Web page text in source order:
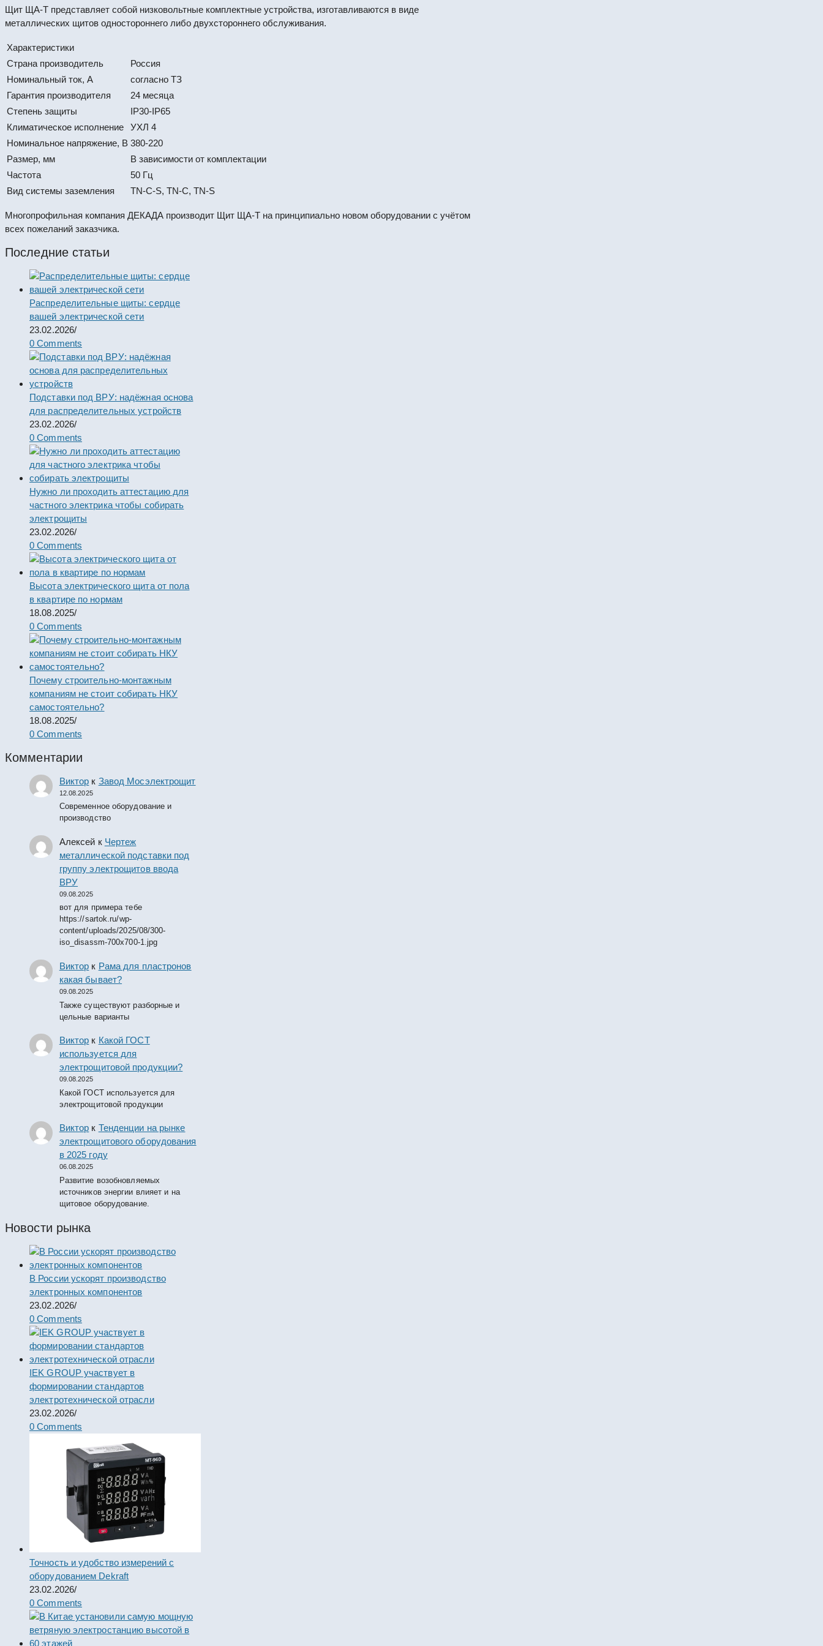
Щит ЩА-Т представляет собой низковольтные комплектные устройства, изготавливаются в виде
металлических щитов одностороннего либо двухстороннего обслуживания.
Характеристики
Страна производитель
Россия
Номинальный ток, А
согласно ТЗ
Гарантия производителя
24 месяца
Степень защиты
IP30-IP65
Климатическое исполнение
УХЛ 4
Номинальное напряжение, В 380-220
Размер, мм
В зависимости от комплектации
Частота
50 Гц
Вид системы заземления
TN-С-S, TN-С, TN-S
Многопрофильная компания ДЕКАДА производит Щит ЩА-Т на принципиально новом оборудовании с учётом
всех пожеланий заказчика.
Последние статьи
Распределительные щиты: сердце
вашей электрической сети
23.02.2026/
0 Comments
Подставки под ВРУ: надёжная основа
для распределительных устройств
23.02.2026/
0 Comments
Нужно ли проходить аттестацию для
частного электрика чтобы собирать
электрощиты
23.02.2026/
0 Comments
Высота электрического щита от пола
в квартире по нормам
18.08.2025/
0 Comments
Почему строительно-монтажным
компаниям не стоит собирать НКУ
самостоятельно?
18.08.2025/
0 Comments
Комментарии
Виктор к Завод Мосэлектрощит
12.08.2025
Современное оборудование и
производство
Алексей к Чертеж
металлической подставки под
группу электрощитов ввода
ВРУ
09.08.2025
вот для примера тебе
https://sartok.ru/wp-
content/uploads/2025/08/300-
iso_disassm-700x700-1.jpg
Виктор к Рама для пластронов
какая бывает?
09.08.2025
Также существуют разборные и
цельные варианты
Виктор к Какой ГОСТ
используется для
электрощитовой продукции?
09.08.2025
Какой ГОСТ используется для
электрощитовой продукции
Виктор к Тенденции на рынке
электрощитового оборудования
в 2025 году
06.08.2025
Развитие возобновляемых
источников энергии влияет и на
щитовое оборудование.
Новости рынка
В России ускорят производство
электронных компонентов
23.02.2026/
0 Comments
IEK GROUP участвует в
формировании стандартов
электротехнической отрасли
23.02.2026/
0 Comments
Точность и удобство измерений с
оборудованием Dekraft
23.02.2026/
0 Comments